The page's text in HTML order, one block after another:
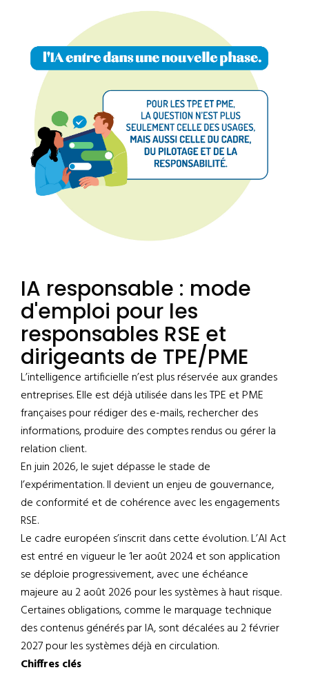
IA responsable : mode
d'emploi pour les
responsables RSE et
dirigeants de TPE/PME
L’intelligence artificielle n’est plus réservée aux grandes
entreprises. Elle est déjà utilisée dans les TPE et PME
françaises pour rédiger des e-mails, rechercher des
informations, produire des comptes rendus ou gérer la
relation client.
En juin 2026, le sujet dépasse le stade de
l’expérimentation. Il devient un enjeu de gouvernance,
de conformité et de cohérence avec les engagements
RSE.
Le cadre européen s’inscrit dans cette évolution. L’AI Act
est entré en vigueur le 1er août 2024 et son application
se déploie progressivement, avec une échéance
majeure au 2 août 2026 pour les systèmes à haut risque.
Certaines obligations, comme le marquage technique
des contenus générés par IA, sont décalées au 2 février
2027 pour les systèmes déjà en circulation.
Chiffres clés